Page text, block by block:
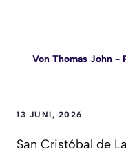
Von Thomas John-
13 JUNI, 2026
San Cristóbal de